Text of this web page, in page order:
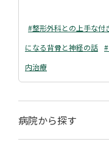
#整形外科との上手な付
になる背骨と神経の話
内治療
病院から探す